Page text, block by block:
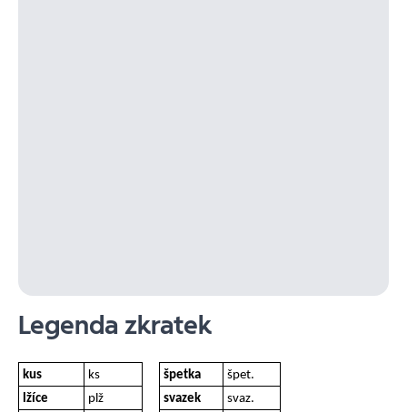
Legenda zkratek
kus ks špetka
špet.
lžíce
plž svazek
svaz.